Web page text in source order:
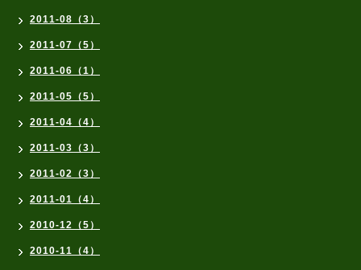
2011-08（3）
2011-07（5）
2011-06（1）
2011-05（5）
2011-04（4）
2011-03（3）
2011-02（3）
2011-01（4）
2010-12（5）
2010-11（4）